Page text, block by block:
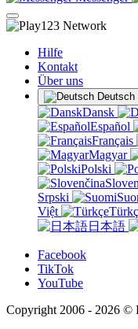
Hilfe
Kontakt
Über uns
Deutsch
Dansk
Español
Français
Magyar
Polski
Srpski
Việt
日本語
Facebook
TikTok
YouTube
Copyright 2006 - 2026 ©